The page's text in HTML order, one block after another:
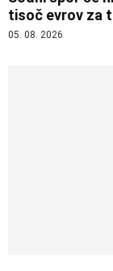
tisoč evrov za
05. 08. 2026